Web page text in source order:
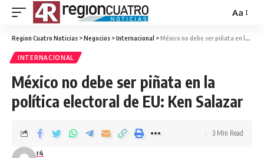
Aa
Region Cuatro Noticias >Negocios >Internacional >México no debe ser piñata en la política electoral de EU: Ken Salazar
INTERNACIONAL
México no debe ser piñata en la
política electoral de EU: Ken Salazar
r4
3 Min Read